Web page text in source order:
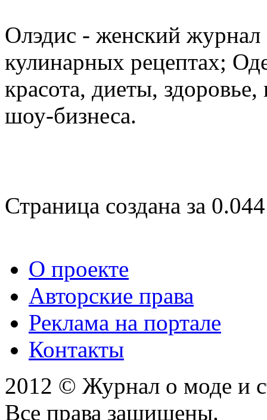
Олэдис - женский журнал
кулинарных рецептах;
красота, диеты,
шоу-бизнеса.
Страница создана за
О проекте
Авторские права
Реклама на портале
Контакты
2012 © Журнал о моде и
Все права защищены.